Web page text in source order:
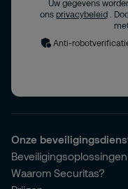
Uw gegevens
ons privacybeleid
.
Anti-
Onze
Beveiligingsoplossingen
Waarom Securitas?